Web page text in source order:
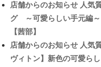
店舗からのお知らせ 人気
グ ～可愛らしい手元編～
【茜部】
店舗からのお知らせ 人気
ヴィトン】新色の可愛ら